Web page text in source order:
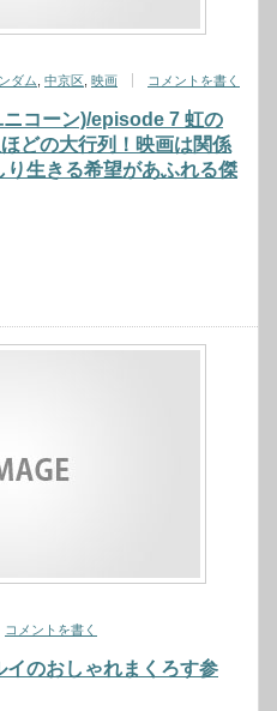
ダム 中京区 映画 コメントを書く
ニコーン)/episode 7 虹の
どの大行列！映画は関係
生きる希望があふれる傑
コメントを書く
のおしゃれまくろす参